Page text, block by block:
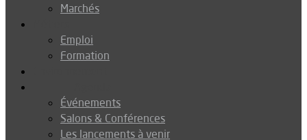
Marchés
Emploi
Formation
Événements
Salons & Conférences
Les lancements à venir